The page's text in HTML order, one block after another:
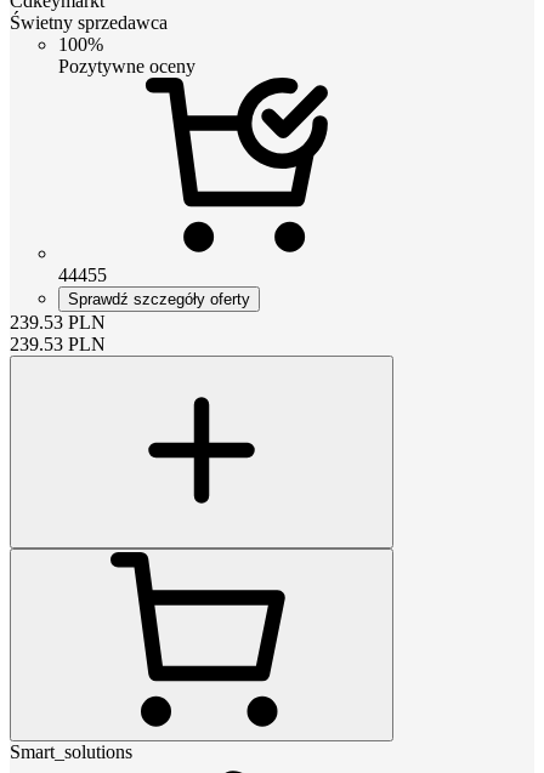
Świetny sprzedawca
100%
Pozytywne oceny
44455
Sprawdź szczegóły oferty
239.53 PLN
239.53 PLN
Smart_solutions